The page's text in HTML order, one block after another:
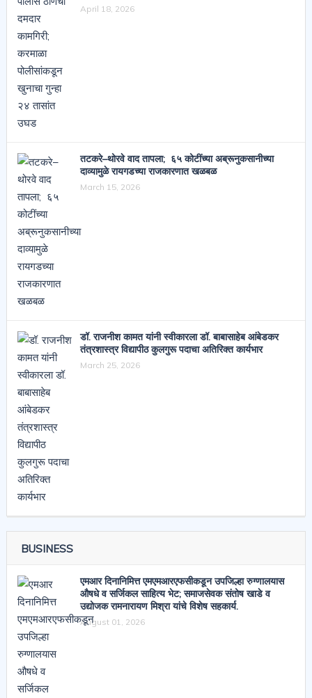
April 18, 2026
तटकरे–थोरवे वाद तापला; ६५ कोटींच्या अब्रूनुकसानीच्या
दाव्यामुळे रायगडच्या राजकारणात खळबळ
March 15, 2026
डॉ. राजनीश कामत यांनी स्वीकारला डॉ. बाबासाहेब आंबेडकर
तंत्रशास्त्र विद्यापीठ कुलगुरू पदाचा अतिरिक्त कार्यभार
March 25, 2026
BUSINESS
एमआर दिनानिमित्त एमएमआरएफसीकडून उपजिल्हा रुग्णालयास
औषधे व सर्जिकल साहित्य भेट; समाजसेवक संतोष खाडे व
उद्योजक रामनारायण मिश्रा यांचे विशेष सहकार्य.
August 01, 2026